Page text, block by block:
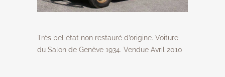
Très bel état non restauré d’origine. Voiture
du Salon de Genève 1934. Vendue Avril 2010